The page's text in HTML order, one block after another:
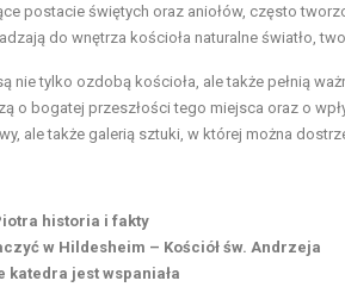
postacie świętych oraz aniołów, często
do wnętrza kościoła naturalne światło,
nie tylko ozdobą kościoła, ale także pełnią
o bogatej przeszłości tego miejsca oraz o
ale także galerią sztuki, w której można
historia i fakty
w Hildesheim – Kościół św. Andrzeja
katedra jest wspaniała